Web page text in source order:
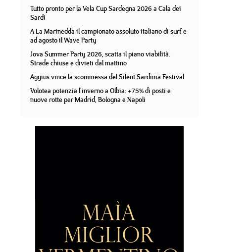
Tutto pronto per la Vela Cup Sardegna 2026 a Cala dei
Sardi
A La Marinedda il campionato assoluto italiano di surf e
ad agosto il Wave Party
Jova Summer Party 2026, scatta il piano viabilità.
Strade chiuse e divieti dal mattino
Aggius vince la scommessa del Silent Sardinia Festival
Volotea potenzia l'inverno a Olbia: +75% di posti e
nuove rotte per Madrid, Bologna e Napoli